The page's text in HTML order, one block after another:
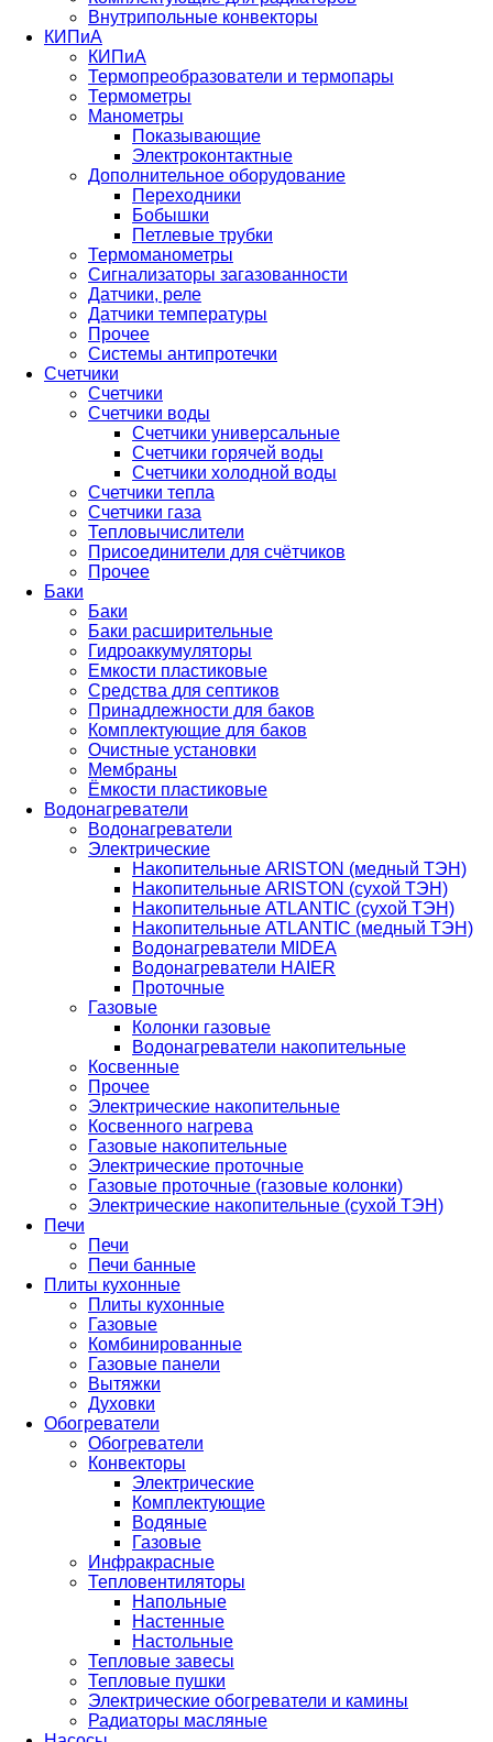
Внутрипольные конвекторы
КИПиА
КИПиА
Термопреобразователи и термопары
Термометры
Манометры
Показывающие
Электроконтактные
Дополнительное оборудование
Переходники
Бобышки
Петлевые трубки
Термоманометры
Сигнализаторы загазованности
Датчики, реле
Датчики температуры
Прочее
Системы антипротечки
Счетчики
Счетчики
Счетчики воды
Счетчики универсальные
Счетчики горячей воды
Счетчики холодной воды
Счетчики тепла
Счетчики газа
Тепловычислители
Присоединители для счётчиков
Прочее
Баки
Баки
Баки расширительные
Гидроаккумуляторы
Емкости пластиковые
Средства для септиков
Принадлежности для баков
Комплектующие для баков
Очистные установки
Мембраны
Ёмкости пластиковые
Водонагреватели
Водонагреватели
Электрические
Накопительные ARISTON (медный ТЭН)
Накопительные ARISTON (сухой ТЭН)
Накопительные ATLANTIC (сухой ТЭН)
Накопительные ATLANTIC (медный ТЭН)
Водонагреватели MIDEA
Водонагреватели HAIER
Проточные
Газовые
Колонки газовые
Водонагреватели накопительные
Косвенные
Прочее
Электрические накопительные
Косвенного нагрева
Газовые накопительные
Электрические проточные
Газовые проточные (газовые колонки)
Электрические накопительные (сухой ТЭН)
Печи
Печи
Печи банные
Плиты кухонные
Плиты кухонные
Газовые
Комбинированные
Газовые панели
Вытяжки
Духовки
Обогреватели
Обогреватели
Конвекторы
Электрические
Комплектующие
Водяные
Газовые
Инфракрасные
Тепловентиляторы
Напольные
Настенные
Настольные
Тепловые завесы
Тепловые пушки
Электрические обогреватели и камины
Радиаторы масляные